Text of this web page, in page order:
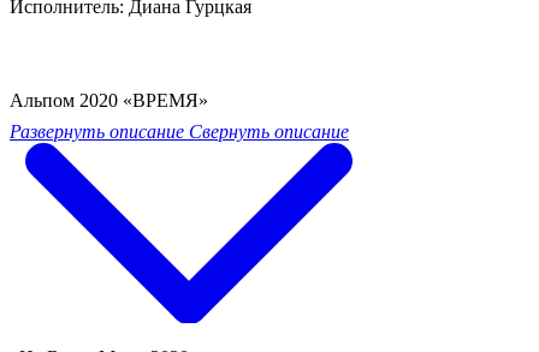
Исполнитель: Диана Гурцкая
Альпом 2020 «ВРЕМЯ»
Развернуть описание Свернуть описание